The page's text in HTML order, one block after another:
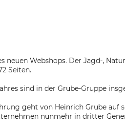
neuen Webshops. Der Jagd-,
Seiten.
sind in der Grube-Gruppe
geht von Heinrich Grube auf
nunmehr in dritter